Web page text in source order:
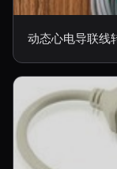
动态心电导联线